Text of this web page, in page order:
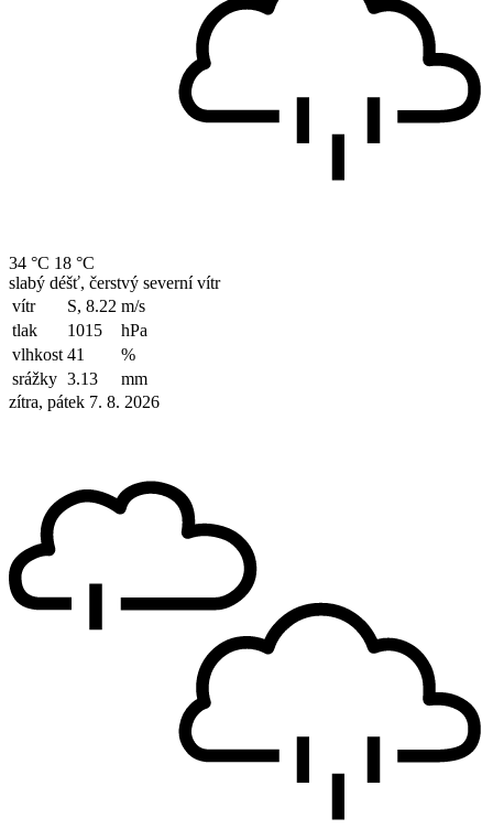
34 °C 18 °C
slabý déšť, čerstvý severní vítr
vítr
S, 8.22 m/s
tlak
1015
hPa
vlhkost 41
%
srážky 3.13
mm
zítra, pátek 7. 8. 2026